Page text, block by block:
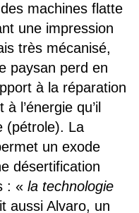
machines flatte
une impression
très mécanisé,
paysan perd en
à la réparation
l’énergie qu’il
(pétrole). La
un exode
désertification
: « la technologie
aussi Alvaro, un